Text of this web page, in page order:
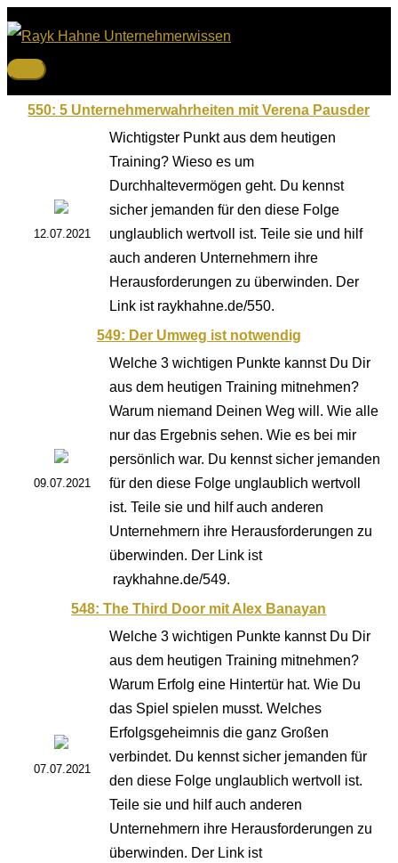
Zum
Inhalt
springen
Hauptmenü
550: 5 Unternehmerwahrheiten mit Verena Pausder
12.07.2021
Wichtigster Punkt aus dem heutigen
Training? Wieso es um
Durchhaltevermögen geht. Du kennst
sicher jemanden für den diese Folge
unglaublich wertvoll ist. Teile sie und hilf
auch anderen Unternehmern ihre
Herausforderungen zu überwinden. Der
Link ist raykhahne.de/550.
549: Der Umweg ist notwendig
09.07.2021
Welche 3 wichtigen Punkte kannst Du Dir
aus dem heutigen Training mitnehmen?
Warum niemand Deinen Weg will. Wie alle
nur das Ergebnis sehen. Wie es bei mir
persönlich war. Du kennst sicher jemanden
für den diese Folge unglaublich wertvoll
ist. Teile sie und hilf auch anderen
Unternehmern ihre Herausforderungen zu
überwinden. Der Link ist
raykhahne.de/549.
548: The Third Door mit Alex Banayan
07.07.2021
Welche 3 wichtigen Punkte kannst Du Dir
aus dem heutigen Training mitnehmen?
Warum Erfolg eine Hintertür hat. Wie Du
das Spiel spielen musst. Welches
Erfolgsgeheimnis die ganz Großen
verbindet. Du kennst sicher jemanden für
den diese Folge unglaublich wertvoll ist.
Teile sie und hilf auch anderen
Unternehmern ihre Herausforderungen zu
überwinden. Der Link ist